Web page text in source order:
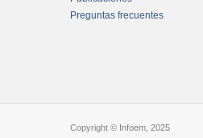
Preguntas frecuentes
Copyright © Infoem, 2025